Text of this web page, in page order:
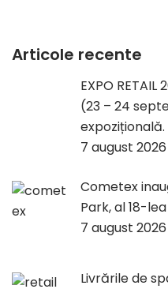
Articole recente
EXPO
(23 – 24
7 august 2026
Cometex
Park, al 18-
7 august 2026
Livrările de